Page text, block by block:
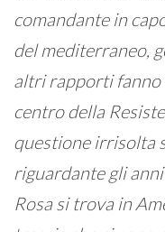
comandante in
del mediterraneo,
altri rapporti fanno
centro della
questione irrisolta
riguardante gli
Rosa si trova in